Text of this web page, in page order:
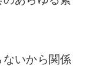
いから関係